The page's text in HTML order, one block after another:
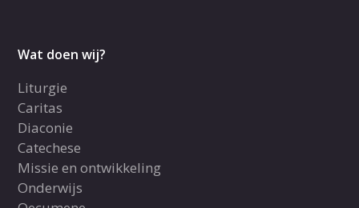
Wat doen wij?
Liturgie
Caritas
Diaconie
Catechese
Missie en ontwikkeling
Onderwijs